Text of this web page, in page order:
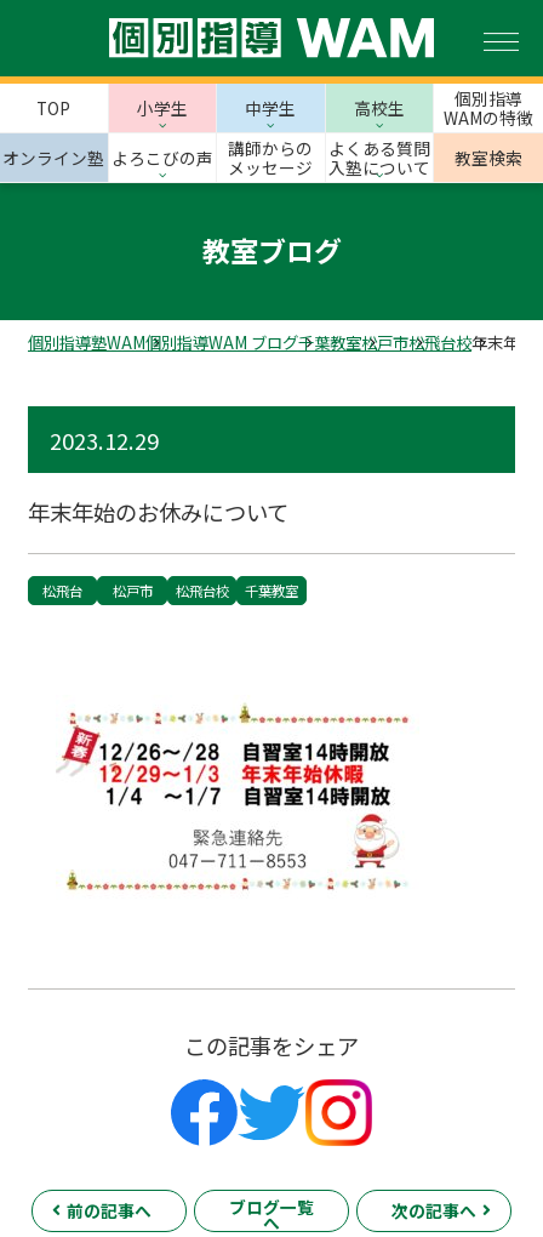
TOP 小学生 中学生 高校生
個別指導
WAMの特徴
オンライン塾 よろこびの声
講師からの
メッセージ
よくある質問
入塾について
教室検索
教室ブログ
個別指導塾WAM個別指導WAM ブログ千葉教室松戸市松飛台校年末年始
2023.12.29
年末年始のお休みについて
松飛台 松戸市 松飛台校 千葉教室
この記事をシェア
前の記事へ ブログ一覧
へ
次の記事へ